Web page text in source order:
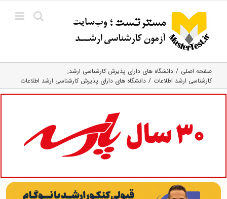
content
صفحه اصلی
دانشگاه های دارای پذیرش کارشناسی ارشد
کارشناسی ارشد اطلاعات
دانشگاه های دارای پذیرش کارشناسی ارشد اطلاعات